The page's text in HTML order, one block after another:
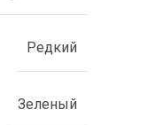
Редкий
Зеленый